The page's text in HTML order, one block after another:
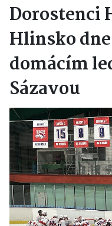
Dorostenci
Hlinsko
domácím
Sázavou